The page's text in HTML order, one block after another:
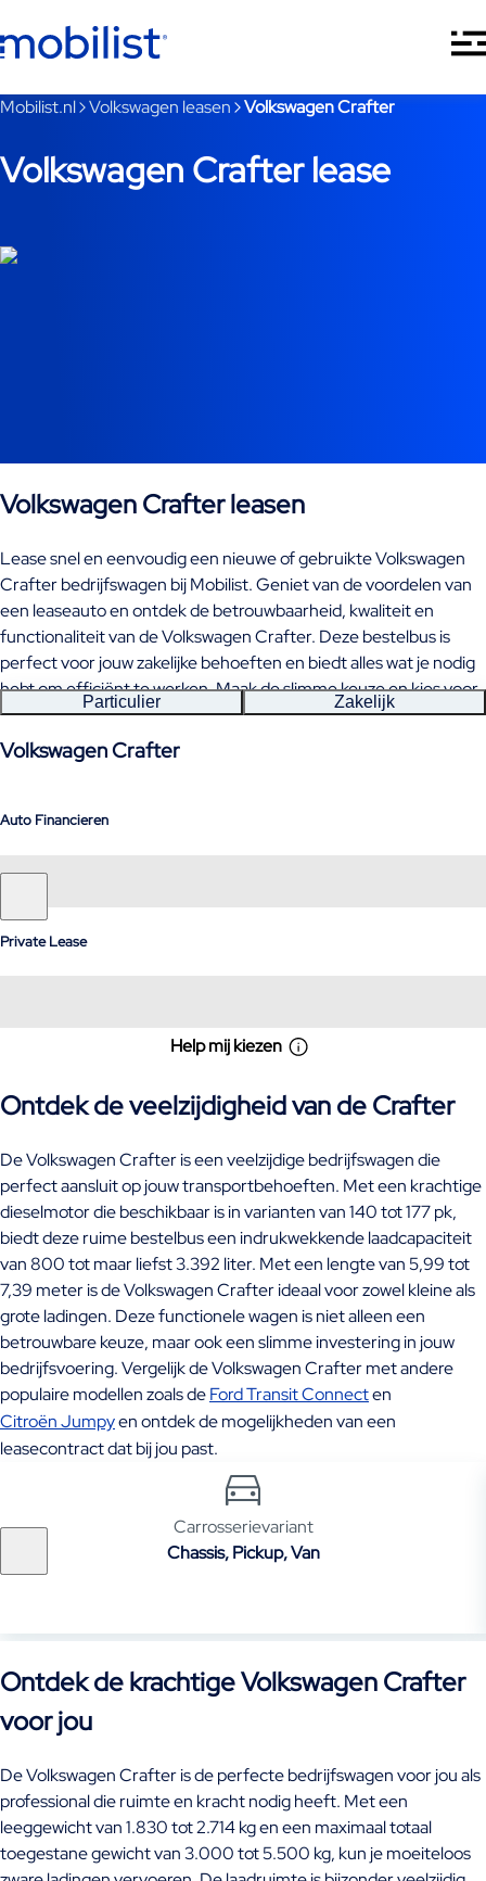
Je bent nu voorbij het hoofdmenu
Mobilist.nl Volkswagen leasen Volkswagen Crafter
Volkswagen Crafter lease
Volkswagen Crafter leasen
Lease snel en eenvoudig een nieuwe of gebruikte Volkswagen
Crafter bedrijfswagen bij Mobilist. Geniet van de voordelen van
een leaseauto en ontdek de betrouwbaarheid, kwaliteit en
functionaliteit van de Volkswagen Crafter. Deze bestelbus is
perfect voor jouw zakelijke behoeften en biedt alles wat je nodig
hebt om efficiënt te werken. Maak de slimme keuze en kies voor
leasen!
Particulier Zakelijk
Volkswagen Crafter
Auto Financieren
Private Lease
Help mij kiezen
Ontdek de veelzijdigheid van de Crafter
De Volkswagen Crafter is een veelzijdige bedrijfswagen die
perfect aansluit op jouw transportbehoeften. Met een krachtige
dieselmotor die beschikbaar is in varianten van 140 tot 177 pk,
biedt deze ruime bestelbus een indrukwekkende laadcapaciteit
van 800 tot maar liefst 3.392 liter. Met een lengte van 5,99 tot
7,39 meter is de Volkswagen Crafter ideaal voor zowel kleine als
grote ladingen. Deze functionele wagen is niet alleen een
betrouwbare keuze, maar ook een slimme investering in jouw
bedrijfsvoering. Vergelijk de Volkswagen Crafter met andere
populaire modellen zoals deFord Transit Connecten
Citroën Jumpyen ontdek de mogelijkheden van een
leasecontract dat bij jou past.
Carrosserievariant
Chassis, Pickup, Van
Ontdek de krachtige Volkswagen Crafter
voor jou
De Volkswagen Crafter is de perfecte bedrijfswagen voor jou als
professional die ruimte en kracht nodig heeft. Met een
leeggewicht van 1.830 tot 2.714 kg en een maximaal totaal
toegestane gewicht van 3.000 tot 5.500 kg, kun je moeiteloos